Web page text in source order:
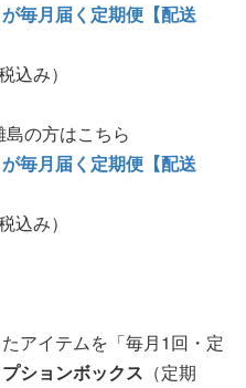
毎月届く定期便【配送
込み）
の方はこちら
毎月届く定期便【配送
込み）
アイテムを「毎月1回・定
ションボックス （定期